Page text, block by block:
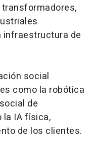
infraestructura de
social
como la robótica
de
la IA física,
de los clientes.